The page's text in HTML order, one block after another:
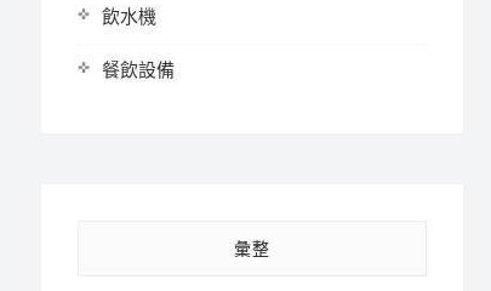
飲水機
餐飲設備
彙整